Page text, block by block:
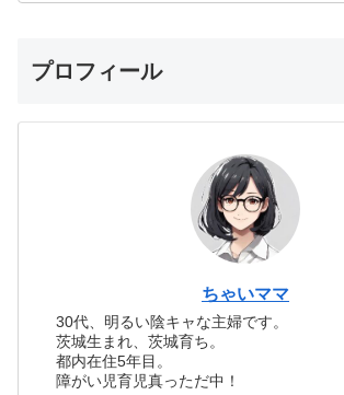
プロフィール
ちゃいママ
30代、明るい陰キャな主婦です。
茨城生まれ、茨城育ち。
都内在住5年目。
障がい児育児真っただ中！